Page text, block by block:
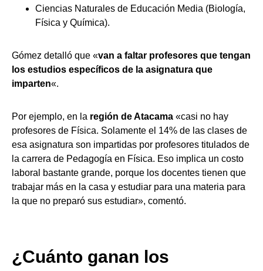
Ciencias Naturales de Educación Media (Biología,
Física y Química).
Gómez detalló que «van a faltar profesores que tengan
los estudios específicos de la asignatura que
imparten«.
Por ejemplo, en la región de Atacama «casi no hay
profesores de Física. Solamente el 14% de las clases de
esa asignatura son impartidas por profesores titulados de
la carrera de Pedagogía en Física. Eso implica un costo
laboral bastante grande, porque los docentes tienen que
trabajar más en la casa y estudiar para una materia para
la que no preparó sus estudiar», comentó.
¿Cuánto ganan los